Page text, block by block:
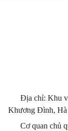
Địa chỉ: Khu
Khương Đình,
Cơ quan chủ